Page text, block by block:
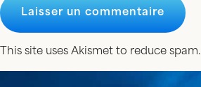
This site uses Akismet to reduce spam.